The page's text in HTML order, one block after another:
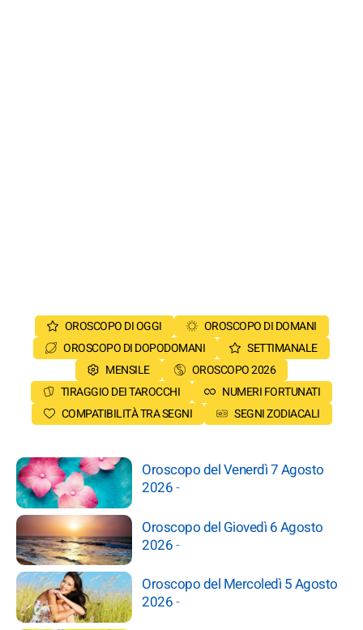
OROSCOPO DI OGGI
OROSCOPO DI DOMANI
OROSCOPO DI DOPODOMANI
SETTIMANALE
MENSILE
OROSCOPO 2026
TIRAGGIO DEI TAROCCHI
NUMERI FORTUNATI
COMPATIBILITÀ TRA SEGNI
SEGNI ZODIACALI
Oroscopo del Venerdì 7 Agosto
2026-
Oroscopo del Giovedì 6 Agosto
2026-
Oroscopo del Mercoledì 5 Agosto
2026-